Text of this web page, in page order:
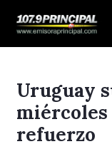
Uruguay
refuerzo
de